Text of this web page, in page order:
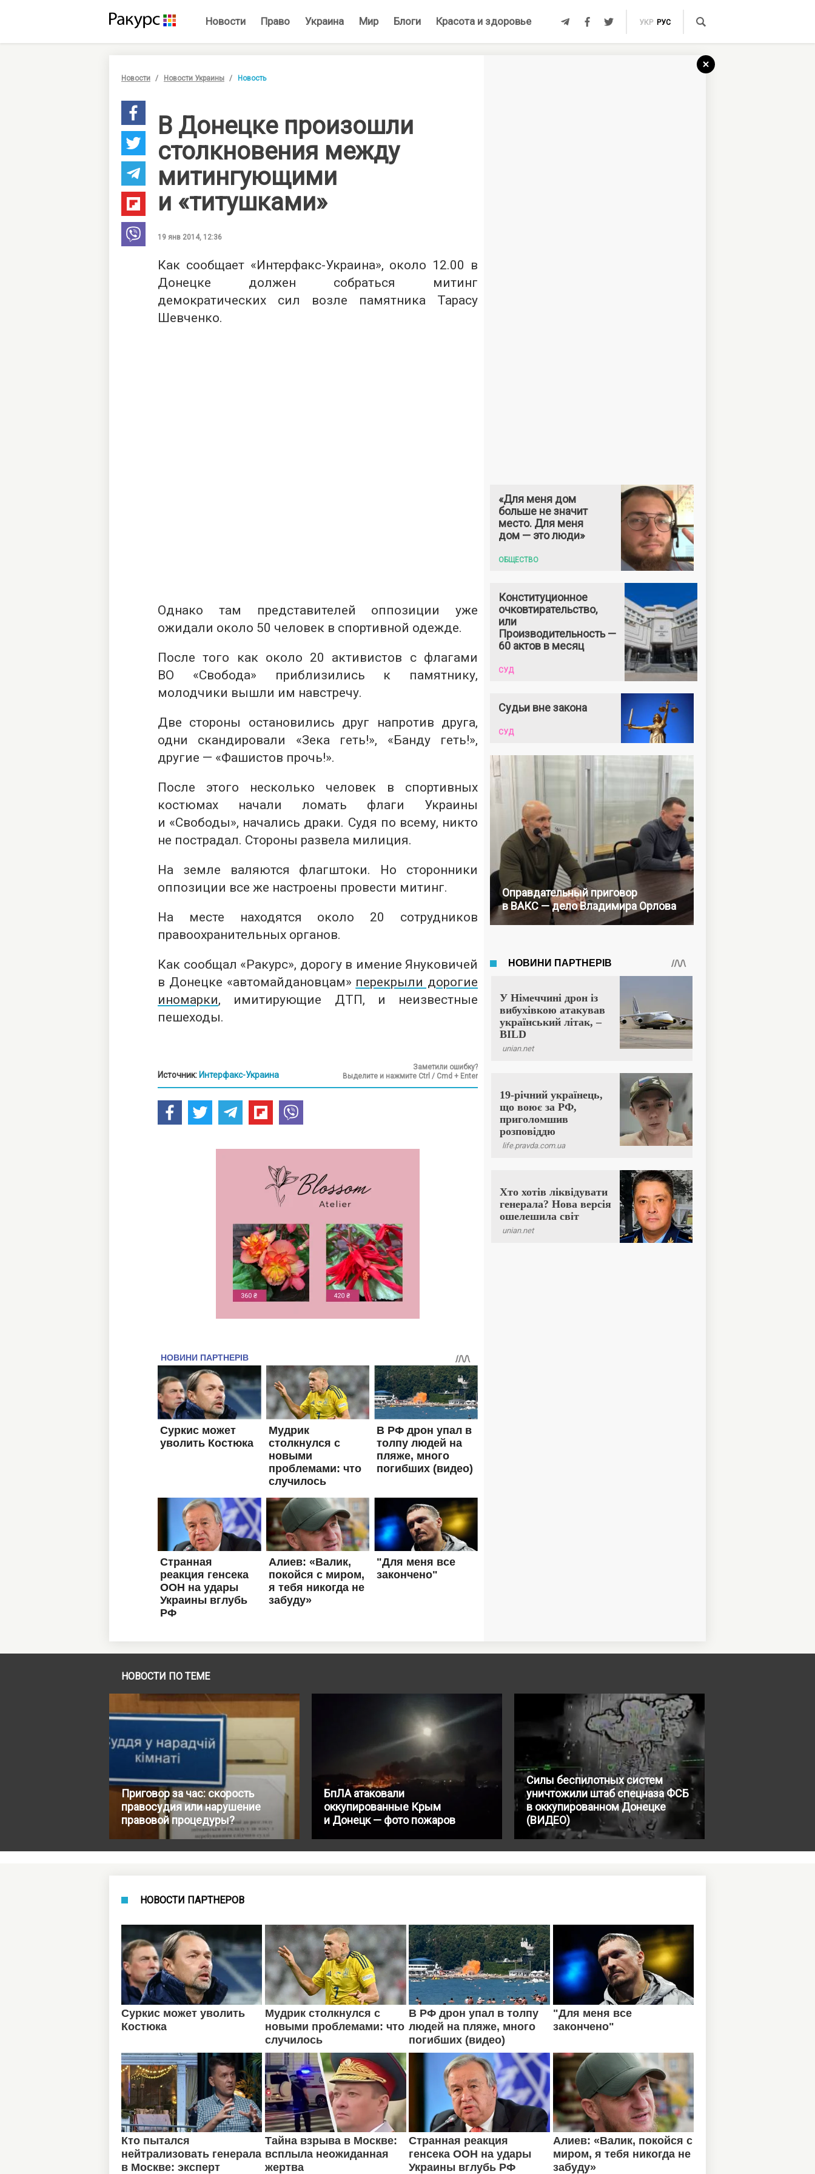
Новости Право Украина Мир Блоги Красота и здоровье УКР РУС
Новости Новости Украины Новость
В Донецке произошли
столкновения между
митингующими
и «титушками»
19 янв 2014, 12:36
Как сообщает «Интерфакс-Украина», около 12.00 в
Донецке должен собраться митинг
демократических сил возле памятника Тарасу
Шевченко.
Однако там представителей оппозиции уже
ожидали около 50 человек в спортивной одежде.
После того как около 20 активистов с флагами
ВО «Свобода» приблизились к памятнику,
молодчики вышли им навстречу.
Две стороны остановились друг напротив друга,
одни скандировали «Зека геть!», «Банду геть!»,
другие — «Фашистов прочь!».
После этого несколько человек в спортивных
костюмах начали ломать флаги Украины
и «Свободы», начались драки. Судя по всему, никто
не пострадал. Стороны развела милиция.
На земле валяются флагштоки. Но сторонники
оппозиции все же настроены провести митинг.
На месте находятся около 20 сотрудников
правоохранительных органов.
Как сообщал «Ракурс», дорогу в имение Януковичей
в Донецке «автомайдановцам» перекрыли дорогие
иномарки, имитирующие ДТП, и неизвестные
пешеходы.
Источник: Интерфакс-Украина
Заметили ошибку?
Выделите и нажмите Ctrl / Cmd + Enter
«Для меня дом
больше не значит
место. Для меня
дом — это люди»
ОБЩЕСТВО
Конституционное
очковтирательство,
или
Производительность —
60 актов в месяц
СУД
Судьи вне закона
СУД
Оправдательный приговор
в ВАКС — дело Владимира Орлова
НОВОСТИ ПО ТЕМЕ
Приговор за час: скорость
правосудия или нарушение
правовой процедуры?
БпЛА атаковали
оккупированные Крым
и Донецк — фото пожаров
Силы беспилотных систем
уничтожили штаб спецназа ФСБ
в оккупированном Донецке
(ВИДЕО)
НОВОСТИ ПАРТНЕРОВ